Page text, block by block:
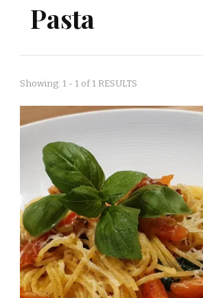
Pasta
Showing: 1 - 1 of 1 RESULTS